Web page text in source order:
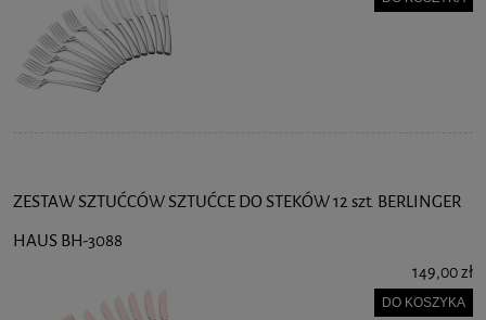
ZESTAW SZTUĆCÓW SZTUĆCE DO STEKÓW 12 szt. BERLINGER
HAUS BH-3088
149,00 zł
DO KOSZYKA